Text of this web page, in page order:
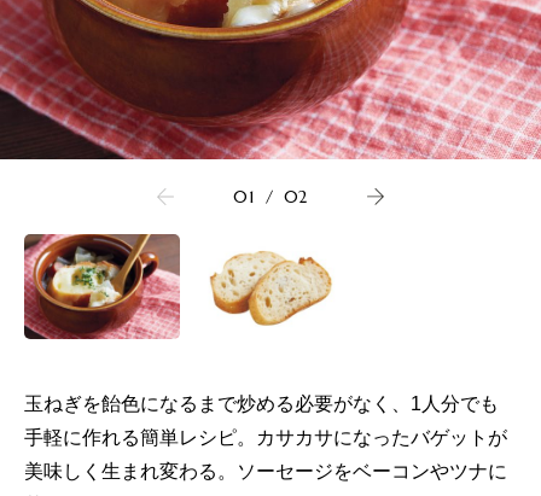
01 / 02
玉ねぎを飴色になるまで炒める必要がなく、1人分でも
手軽に作れる簡単レシピ。カサカサになったバゲットが
美味しく生まれ変わる。ソーセージをベーコンやツナに